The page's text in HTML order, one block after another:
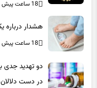
18 ساعت پیش
در دست
دارویی
18 ساعت پیش